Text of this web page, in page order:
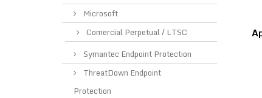
Microsoft
Comercial Perpetual / LTSC
Symantec Endpoint Protection
ThreatDown Endpoint
Protection